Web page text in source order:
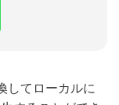
してローカルに